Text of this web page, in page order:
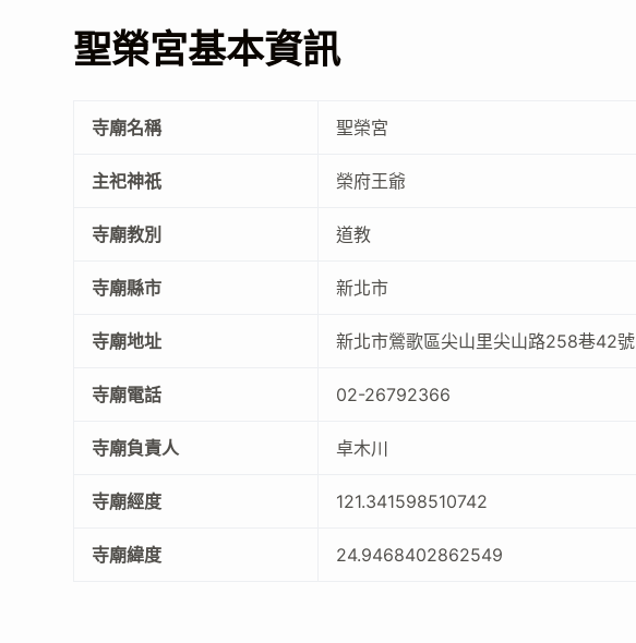
聖榮宮基本資訊
寺廟名稱 聖榮宮
主祀神祇 榮府王爺
寺廟教別 道教
寺廟縣市 新北市
寺廟地址 新北市鶯歌區尖山里尖山路258巷42號
寺廟電話 02-26792366
寺廟負責人 卓木川
寺廟經度 121.341598510742
寺廟緯度 24.9468402862549